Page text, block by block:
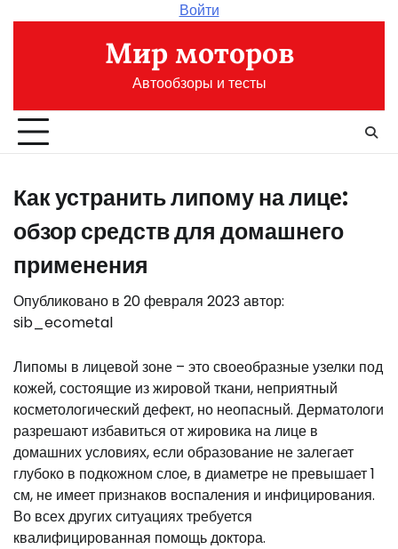
Войти
Мир моторов
Автообзоры и тесты
Как устранить липому на лице:
обзор средств для домашнего
применения
Опубликовано в 20 февраля 2023автор:
sib_ecometal
Липомы в лицевой зоне – это своеобразные узелки под
кожей, состоящие из жировой ткани, неприятный
косметологический дефект, но неопасный. Дерматологи
разрешают избавиться от жировика на лице в
домашних условиях, если образование не залегает
глубоко в подкожном слое, в диаметре не превышает 1
см, не имеет признаков воспаления и инфицирования.
Во всех других ситуациях требуется
квалифицированная помощь доктора.